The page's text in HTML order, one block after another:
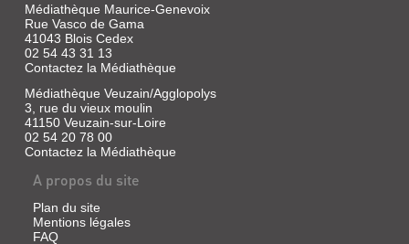
LE
FOLKLORE
DE
L...
Livre
Marcel-
Robillard,
Charles
Maisonneuve
Larose,
SOLOGNE
ET
BLAISOIS
Livre
|
Guillon,
Marcel
|
C.L.D.,
1998
LA
DRÔLE
DE
MOISSON
L'EXODE
Médiathèque Maurice-Genevoix
Rue Vasco de Gama
41043 Blois Cedex
02 54 43 31 13
Contactez la Médiathèque
Médiathèque Veuzain/Agglopolys
3, rue du vieux moulin
41150 Veuzain-sur-Loire
02 54 20 78 00
Contactez la Médiathèque
A propos du site
Plan du site
Mentions légales
FAQ